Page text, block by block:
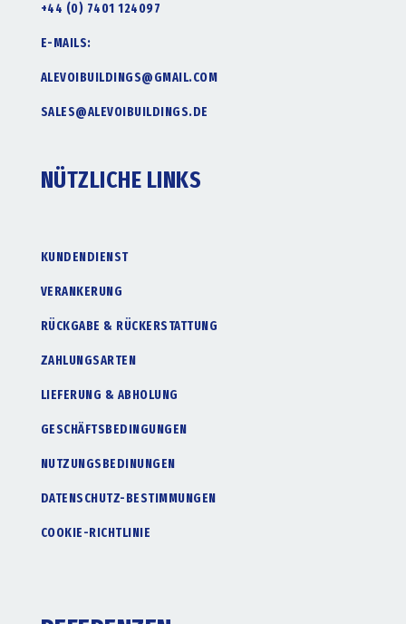
+44 (0) 7401 124097
E-MAILS:
ALEVOIBUILDINGS@GMAIL.COM
SALES@ALEVOIBUILDINGS.DE
NÜTZLICHE LINKS
KUNDENDIENST
VERANKERUNG
RÜCKGABE & RÜCKERSTATTUNG
ZAHLUNGSARTEN
LIEFERUNG & ABHOLUNG
GESCHÄFTSBEDINGUNGEN
NUTZUNGSBEDINUNGEN
DATENSCHUTZ-BESTIMMUNGEN
COOKIE-RICHTLINIE